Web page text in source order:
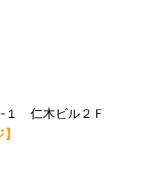
１ 仁木ビル２Ｆ